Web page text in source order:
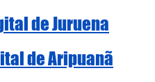
de Juruena
de Aripuanã